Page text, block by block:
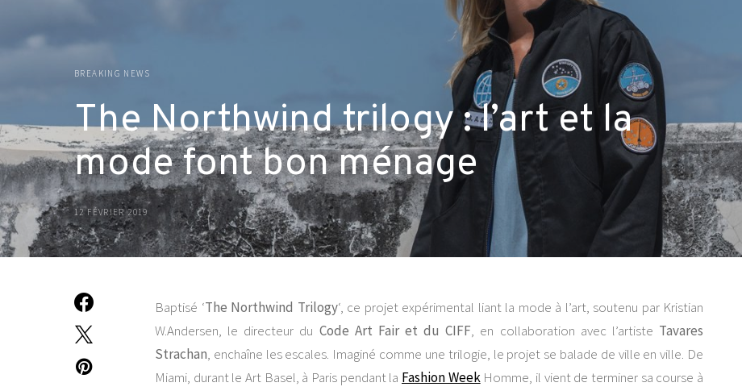
BREAKING NEWS
The Northwind trilogy : l’art et la
mode font bon ménage
12 FÉVRIER 2019
Baptisé ‘The Northwind Trilogy‘, ce projet expérimental liant la mode à l’art, soutenu par Kristian
W.Andersen, le directeur du Code Art Fair et du CIFF, en collaboration avec l’artiste Tavares
Strachan, enchaîne les escales. Imaginé comme une trilogie, le projet se balade de ville en ville. De
Miami, durant le Art Basel, à Paris pendant la Fashion WeekHomme, il vient de terminer sa course à